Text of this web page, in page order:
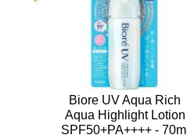
Biore UV Aqua Rich
Aqua Highlight Lotion
SPF50+PA++++ - 70ml